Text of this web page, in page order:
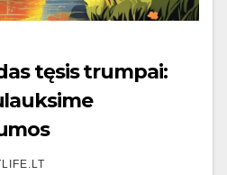
tęsis trumpai: